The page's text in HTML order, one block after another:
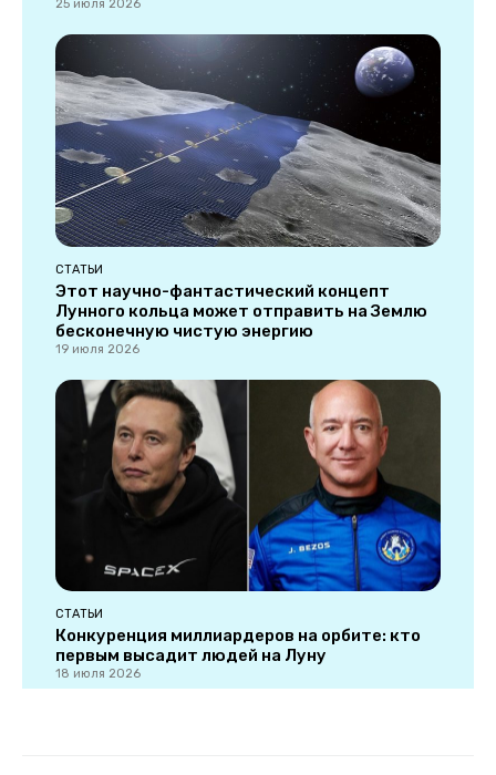
25 июля 2026
СТАТЬИ
Этот научно-фантастический концепт
Лунного кольца может отправить на Землю
бесконечную чистую энергию
19 июля 2026
СТАТЬИ
Конкуренция миллиардеров на орбите: кто
первым высадит людей на Луну
18 июля 2026